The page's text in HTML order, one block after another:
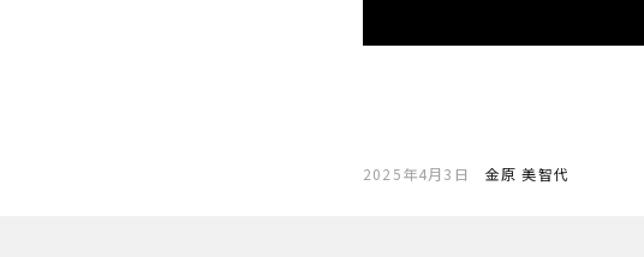
2025年4月3日 金原 美智代